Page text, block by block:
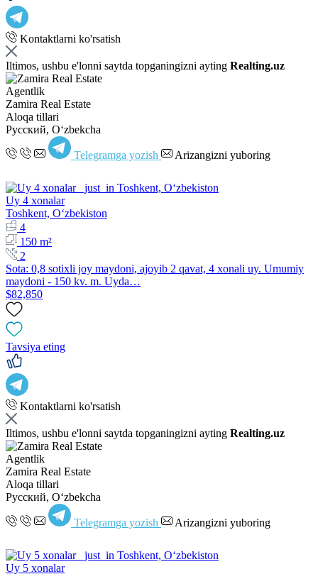
Kontaktlarni ko'rsatish
Iltimos, ushbu e'lonni saytda topganingizni ayting Realting.uz
Agentlik
Zamira Real Estate
Aloqa tillari
Русский, Oʻzbekcha
Telegramga yozish Arizangizni yuboring
Uy 4 xonalar
Toshkent, Oʻzbekiston
4
150 m²
2
Sota: 0,8 sotixli joy maydoni, ajoyib 2 qavat, 4 xonali uy. Umumiy
maydoni - 150 kv. m. Uyda…
$82,850
Tavsiya eting
Kontaktlarni ko'rsatish
Iltimos, ushbu e'lonni saytda topganingizni ayting Realting.uz
Agentlik
Zamira Real Estate
Aloqa tillari
Русский, Oʻzbekcha
Telegramga yozish Arizangizni yuboring
Uy 5 xonalar